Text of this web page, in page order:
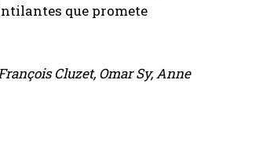
que promete
Cluzet, Omar Sy, Anne